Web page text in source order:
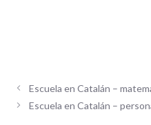
Escuela en Catalán –
Escuela en Catalán –